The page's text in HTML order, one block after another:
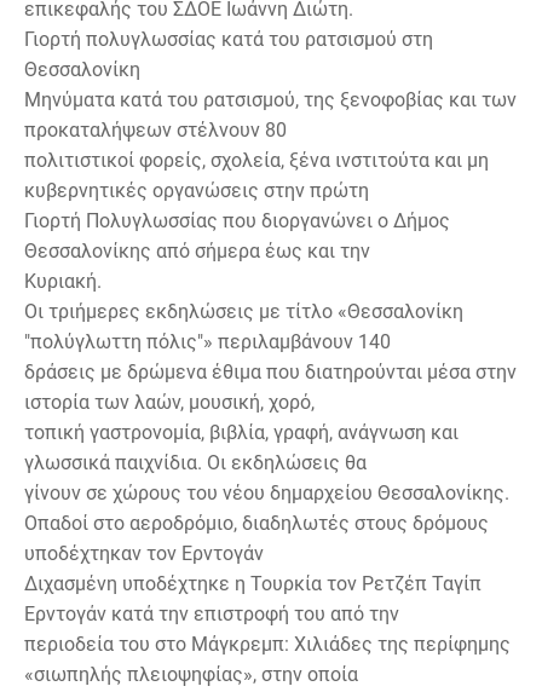
επικεφαλής του ΣΔΟΕ Ιωάννη Διώτη.
Γιορτή πολυγλωσσίας κατά του ρατσισμού στη
Θεσσαλονίκη
Μηνύματα κατά του ρατσισμού, της ξενοφοβίας και των
προκαταλήψεων στέλνουν 80
πολιτιστικοί φορείς, σχολεία, ξένα ινστιτούτα και μη
κυβερνητικές οργανώσεις στην πρώτη
Γιορτή Πολυγλωσσίας που διοργανώνει ο Δήμος
Θεσσαλονίκης από σήμερα έως και την
Κυριακή.
Οι τριήμερες εκδηλώσεις με τίτλο «Θεσσαλονίκη
"πολύγλωττη πόλις"» περιλαμβάνουν 140
δράσεις με δρώμενα έθιμα που διατηρούνται μέσα στην
ιστορία των λαών, μουσική, χορό,
τοπική γαστρονομία, βιβλία, γραφή, ανάγνωση και
γλωσσικά παιχνίδια. Οι εκδηλώσεις θα
γίνουν σε χώρους του νέου δημαρχείου Θεσσαλονίκης.
Οπαδοί στο αεροδρόμιο, διαδηλωτές στους δρόμους
υποδέχτηκαν τον Ερντογάν
Διχασμένη υποδέχτηκε η Τουρκία τον Ρετζέπ Ταγίπ
Ερντογάν κατά την επιστροφή του από την
περιοδεία του στο Μάγκρεμπ: Χιλιάδες της περίφημης
«σιωπηλής πλειοψηφίας», στην οποία